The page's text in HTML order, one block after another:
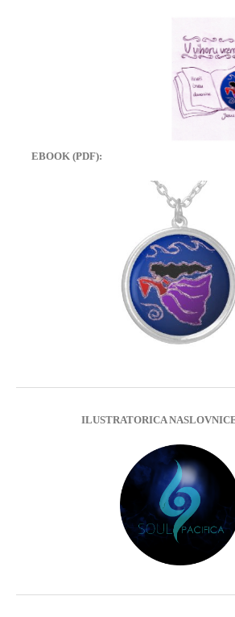
EBOOK (PDF):
ILUSTRATORICA